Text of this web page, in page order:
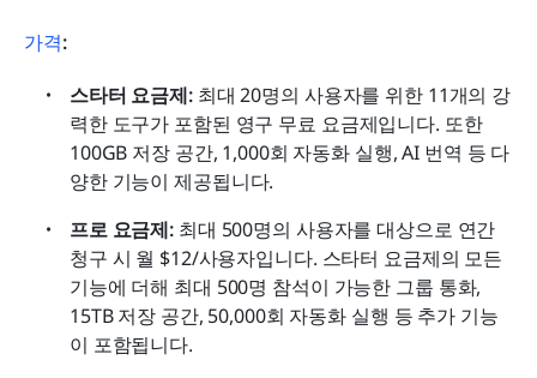
가격:
스타터 요금제: 최대 20명의 사용자를 위한 11개의 강
력한 도구가 포함된 영구 무료 요금제입니다. 또한
100GB 저장 공간, 1,000회 자동화 실행, AI 번역 등 다
양한 기능이 제공됩니다.
프로 요금제: 최대 500명의 사용자를 대상으로 연간
청구 시 월 $12/사용자입니다. 스타터 요금제의 모든
기능에 더해 최대 500명 참석이 가능한 그룹 통화,
15TB 저장 공간, 50,000회 자동화 실행 등 추가 기능
이 포함됩니다.